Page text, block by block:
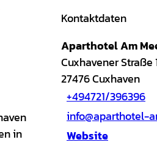
in
Kontaktdaten
Aparthotel Am
Cuxhavener Straße
27476Cuxhaven
+494721/396396
info@aparthotel-
Website